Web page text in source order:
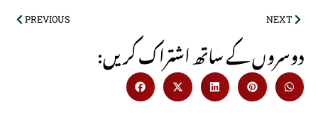
PREVIOUS NEXT
:دوسروں کے ساتھ اشتراک کریں